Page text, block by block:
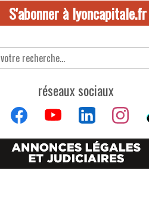
S'abonner à lyoncapitale.fr
réseaux sociaux